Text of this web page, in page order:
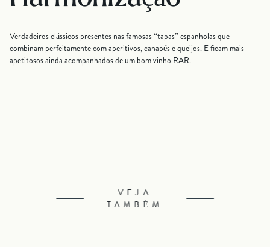
Verdadeiros clássicos presentes nas famosas “tapas” espanholas que
combinam perfeitamente com aperitivos, canapés e queijos. E ficam mais
apetitosos ainda acompanhados de um bom vinho RAR.
VEJA
TAMBÉM